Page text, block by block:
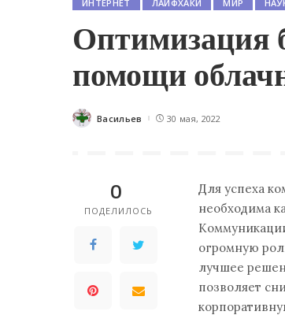
ИНТЕРНЕТ ЛАЙФХАКИ МИР
Оптимизация
помощи
Posted
Васильев 30 мая, 2022
0
ПОДЕЛИЛОСЬ
Для успеха
необходима
огромную
лучшее
позволяет